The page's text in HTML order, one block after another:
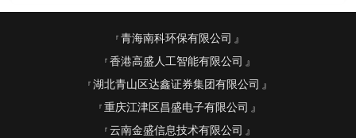
青海南科环保有限公司
香港高盛人工智能有限公司
湖北青山区达鑫证券集团有限公司
重庆江津区昌盛电子有限公司
云南金盛信息技术有限公司